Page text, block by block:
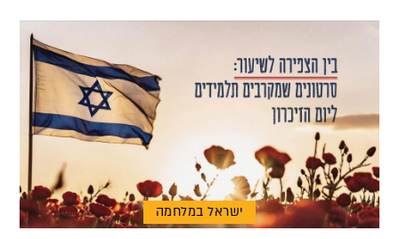
ישראל במלחמה